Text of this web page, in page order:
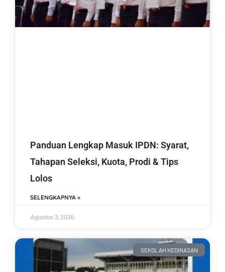
Panduan Lengkap Masuk IPDN: Syarat,
Tahapan Seleksi, Kuota, Prodi & Tips
Lolos
SELENGKAPNYA »
Agustus 3, 2026
SEKOLAH KEDINASAN